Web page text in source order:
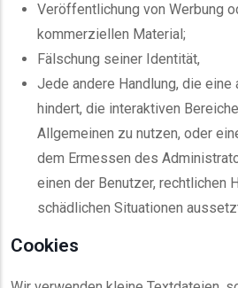
Veröffentlichung von Werbung
kommerziellen Material;
Fälschung seiner Identität,
Jede andere Handlung, die eine
hindert, die interaktiven
Allgemeinen zu nutzen, oder
dem Ermessen des
einen der Benutzer, rechtlichen
schädlichen Situationen
Cookies